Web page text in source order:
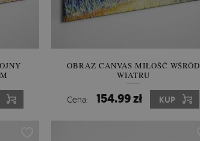
OBRAZ CANVAS MIŁOŚĆ WŚRÓD
WIATRU
Cena: 154.99 zł KUP